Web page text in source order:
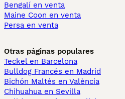
Bengalí en venta
Maine Coon en venta
Persa en venta
Otras páginas populares
Teckel en Barcelona
Bulldog Francés en Madrid
Bichón Maltés en València
Chihuahua en Sevilla